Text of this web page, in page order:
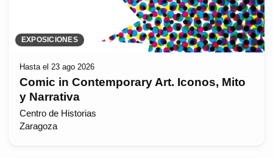
EXPOSICIONES
Hasta el 23 ago 2026
Comic in Contemporary Art. Iconos, Mito
y Narrativa
Centro de Historias
Zaragoza